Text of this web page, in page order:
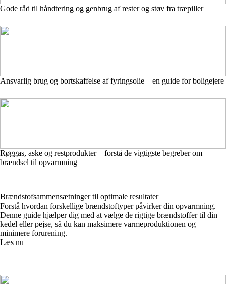
Gode råd til håndtering og genbrug af rester og støv fra træpiller
Ansvarlig brug og bortskaffelse af fyringsolie – en guide for boligejere
Røggas, aske og restprodukter – forstå de vigtigste begreber om
brændsel til opvarmning
Brændstofsammensætninger til optimale resultater
Forstå hvordan forskellige brændstoftyper påvirker din opvarmning.
Denne guide hjælper dig med at vælge de rigtige brændstoffer til din
kedel eller pejse, så du kan maksimere varmeproduktionen og
minimere forurening.
Læs nu